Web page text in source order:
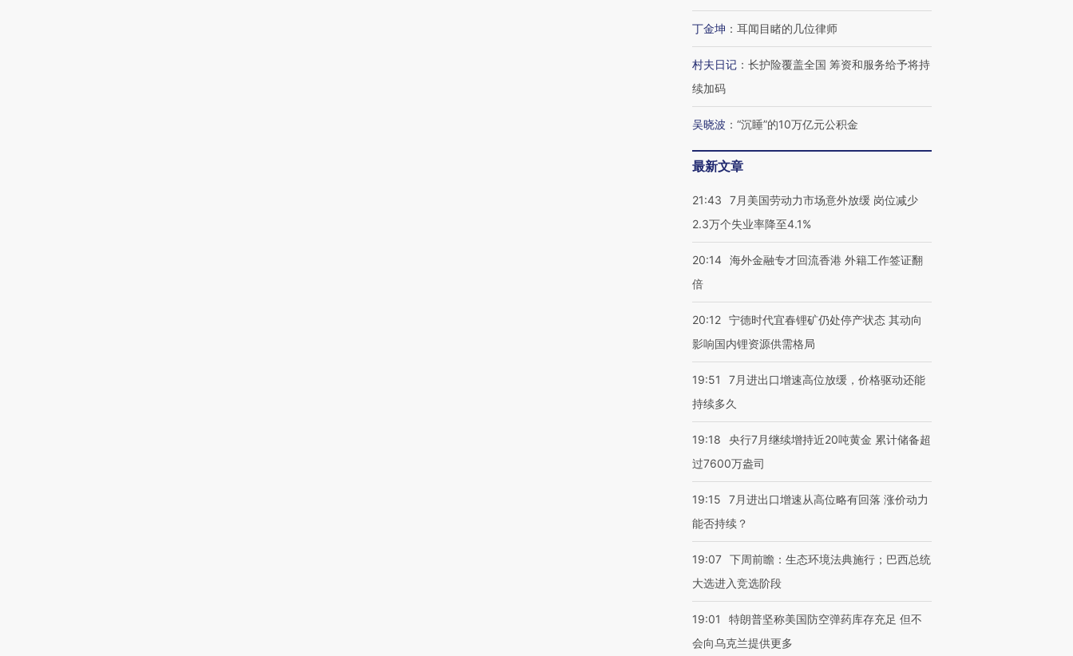
丁金坤 ： 耳闻目睹的几位律师
村夫日记 ： 长护险覆盖全国 筹资和服务给予将持
续加码
吴晓波 ： “沉睡”的10万亿元公积金
最新文章
21:43
7月美国劳动力市场意外放缓 岗位减少
2.3万个失业率降至4.1%
20:14 海外金融专才回流香港 外籍工作签证翻
倍
20:12 宁德时代宜春锂矿仍处停产状态 其动向
影响国内锂资源供需格局
19:51
7月进出口增速高位放缓，价格驱动还能
持续多久
19:18
央行7月继续增持近20吨黄金 累计储备超
过7600万盎司
19:15
7月进出口增速从高位略有回落 涨价动力
能否持续？
19:07 下周前瞻：生态环境法典施行；巴西总统
大选进入竞选阶段
19:01
特朗普坚称美国防空弹药库存充足 但不
会向乌克兰提供更多